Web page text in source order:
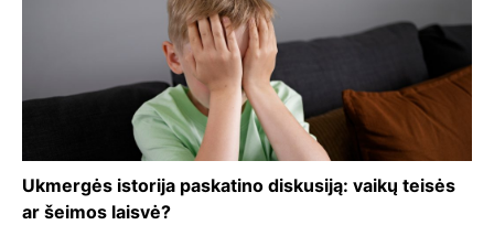
Ukmergės istorija paskatino diskusiją: vaikų teisės
ar šeimos laisvė?